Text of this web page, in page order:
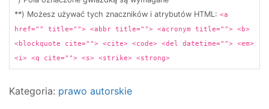
**) Możesz używać tych znaczników i atrybutów HTML: <a
href="" title=""> <abbr title=""> <acronym title=""> <b>
<blockquote cite=""> <cite> <code> <del datetime=""> <em>
<i> <q cite=""> <s> <strike> <strong>
Kategoria: prawo autorskie